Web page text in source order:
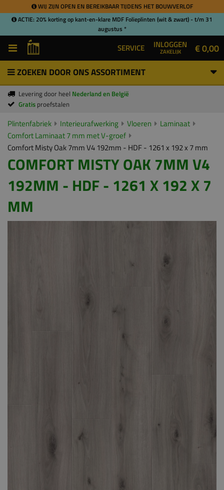
WIJ ZIJN OPEN EN BEREIKBAAR TIJDENS HET BOUWVERLOF
ACTIE: 20% korting op kant-en-klare MDF Folieplinten (wit & zwart) - t/m 31
augustus *
SERVICE INLOGGEN
ZAKELIJK € 0,00
ZOEKEN DOOR ONS ASSORTIMENT
Levering door heel Nederland en België
Gratis proefstalen
Plintenfabriek Interieurafwerking Vloeren
Laminaat
Comfort Laminaat 7 mm met V-groef
Comfort Misty Oak 7mm V4 192mm - HDF - 1261 x 192 x 7 mm
COMFORT MISTY OAK 7MM V4
192MM - HDF - 1261 X 192 X 7
MM